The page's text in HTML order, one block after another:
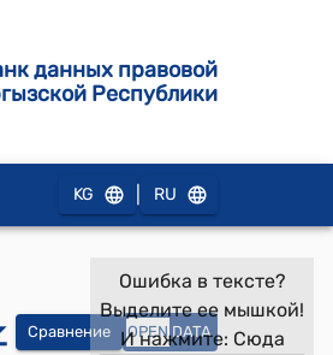
данных правовой
Республики
KG RU
Сравнение OPEN DATA
Ошибка в тексте?
Выделите ее мышкой!
И нажмите: Сюда